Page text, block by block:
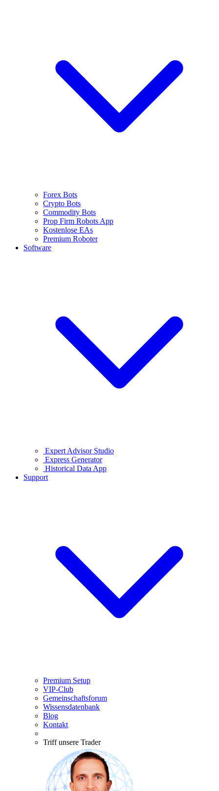
Forex Bots
Crypto Bots
Commodity Bots
Prop Firm Robots App
Kostenlose EAs
Premium Roboter
Software
Expert Advisor Studio
Express Generator
Historical Data App
Support
Premium Setup
VIP-Club
Gemeinschaftsforum
Wissensdatenbank
Blog
Kontakt
Triff unsere Trader